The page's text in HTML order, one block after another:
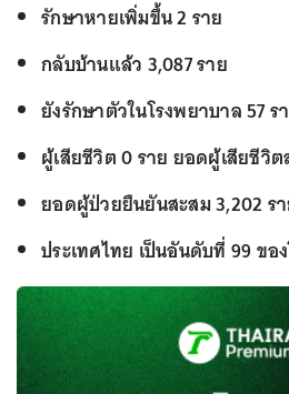
รักษาหายเพิ่มขึ้น 2 ราย
กลับบ้านแล้ว 3,087 ราย
ยังรักษาตัวในโรงพยาบาล 57 ร
ผู้เสียชีวิต 0 ราย ยอดผู้เสียชีวิ
ยอดผู้ป่วยยืนยันสะสม 3,202 ร
ประเทศไทย เป็นอันดับที่ 99 ขอ